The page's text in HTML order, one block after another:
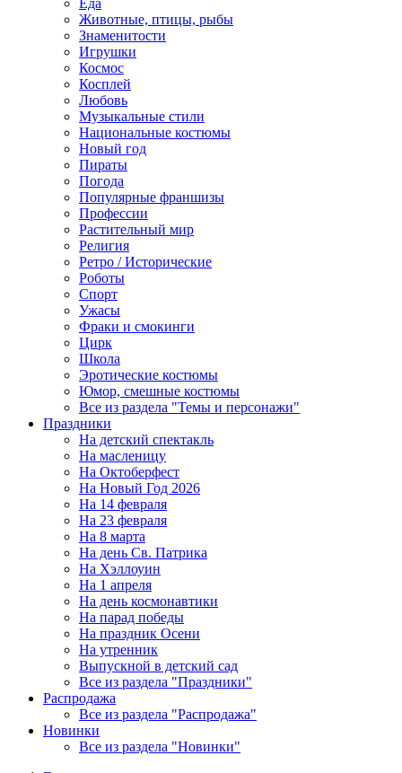
Еда
Животные, птицы, рыбы
Знаменитости
Игрушки
Космос
Косплей
Любовь
Музыкальные стили
Национальные костюмы
Новый год
Пираты
Погода
Популярные франшизы
Профессии
Растительный мир
Религия
Ретро / Исторические
Роботы
Спорт
Ужасы
Фраки и смокинги
Цирк
Школа
Эротические костюмы
Юмор, смешные костюмы
Все из раздела "Темы и персонажи"
Праздники
На детский спектакль
На масленицу
На Октоберфест
На Новый Год 2026
На 14 февраля
На 23 февраля
На 8 марта
На день Св. Патрика
На Хэллоуин
На 1 апреля
На день космонавтики
На парад победы
На праздник Осени
На утренник
Выпускной в детский сад
Все из раздела "Праздники"
Распродажа
Все из раздела "Распродажа"
Новинки
Все из раздела "Новинки"